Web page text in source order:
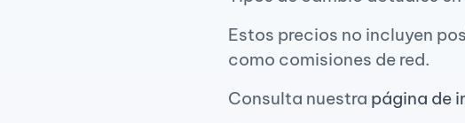
Estos precios no incluyen
como comisiones de red.
Consulta nuestra página de